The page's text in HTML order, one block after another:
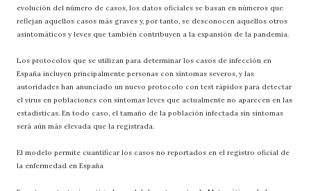
evolución del número de casos, los datos oficiales se basan en números que
reflejan aquellos casos más graves y, por tanto, se desconocen aquellos otros
asintomáticos y leves que también contribuyen a la expansión de la pandemia.
Los protocolos que se utilizan para determinar los casos de infección en
España incluyen principalmente personas con síntomas severos, y las
autoridades han anunciado un nuevo protocolo con test rápidos para detectar
el virus en poblaciones con síntomas leves que actualmente no aparecen en las
estadísticas. En todo caso, el tamaño de la población infectada sin síntomas
será aún más elevada que la registrada.
El modelo permite cuantificar los casos no reportados en el registro oficial de
la enfermedad en España